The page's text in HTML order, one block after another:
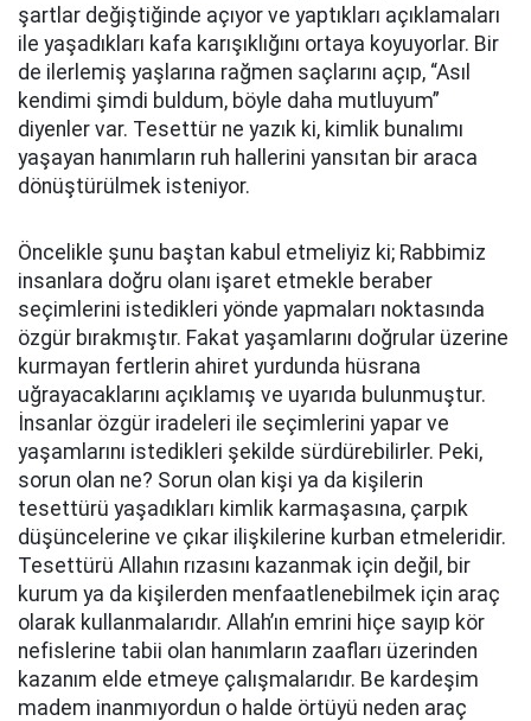
şartlar değiştiğinde açıyor ve yaptıkları açıklamaları
ile yaşadıkları kafa karışıklığını ortaya koyuyorlar. Bir
de ilerlemiş yaşlarına rağmen saçlarını açıp, “Asıl
kendimi şimdi buldum, böyle daha mutluyum”
diyenler var. Tesettür ne yazık ki, kimlik bunalımı
yaşayan hanımların ruh hallerini yansıtan bir araca
dönüştürülmek isteniyor.
Öncelikle şunu baştan kabul etmeliyiz ki; Rabbimiz
insanlara doğru olanı işaret etmekle beraber
seçimlerini istedikleri yönde yapmaları noktasında
özgür bırakmıştır. Fakat yaşamlarını doğrular üzerine
kurmayan fertlerin ahiret yurdunda hüsrana
uğrayacaklarını açıklamış ve uyarıda bulunmuştur.
İnsanlar özgür iradeleri ile seçimlerini yapar ve
yaşamlarını istedikleri şekilde sürdürebilirler. Peki,
sorun olan ne? Sorun olan kişi ya da kişilerin
tesettürü yaşadıkları kimlik karmaşasına, çarpık
düşüncelerine ve çıkar ilişkilerine kurban etmeleridir.
Tesettürü Allahın rızasını kazanmak için değil, bir
kurum ya da kişilerden menfaatlenebilmek için araç
olarak kullanmalarıdır. Allah’ın emrini hiçe sayıp kör
nefislerine tabii olan hanımların zaafları üzerinden
kazanım elde etmeye çalışmalarıdır. Be kardeşim
madem inanmıyordun o halde örtüyü neden araç